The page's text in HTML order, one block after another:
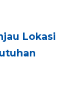
Lokasi